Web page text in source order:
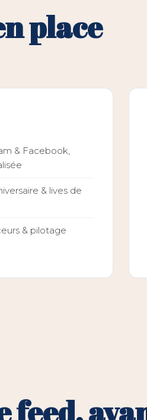
place
& Facebook,
& lives de
& pilotage
feed,